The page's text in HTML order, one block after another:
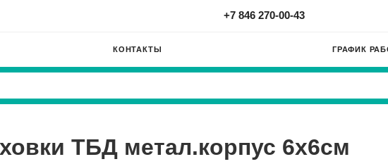
+7 846 270-00-43
КОНТАКТЫ ГРАФИК
ТБД метал.корпус 6х6см